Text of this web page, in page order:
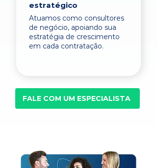
estratégico
Atuamos como consultores
de negócio, apoiando sua
estratégia de crescimento
em cada contratação.
FALE COM UM ESPECIALISTA